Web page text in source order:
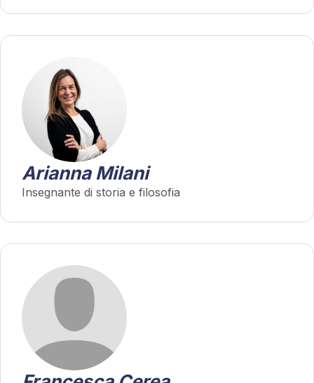
Arianna Milani
Insegnante di storia e filosofia